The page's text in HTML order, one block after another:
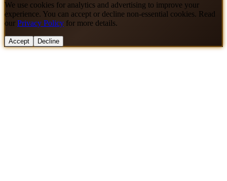
We use cookies for analytics and advertising to improve your
experience. You can accept or decline non-essential cookies. Read
our Privacy Policy for more details.
Accept Decline